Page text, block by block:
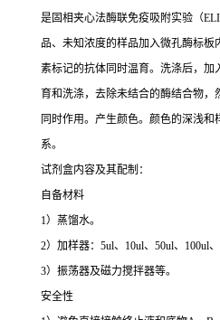
是固相夹心法酶联免疫吸附实验（
品、未知浓度的样品加入微孔酶标
素标记的抗体同时温育。洗涤后，加
育和洗涤，去除未结合的酶结合物
同时作用。产生颜色。颜色的深浅
系。
试剂盒内容及其配制：
自备材料
1）蒸馏水。
2）加样器：5ul、10ul、50ul、100ul、
3）振荡器及磁力搅拌器等。
安全性